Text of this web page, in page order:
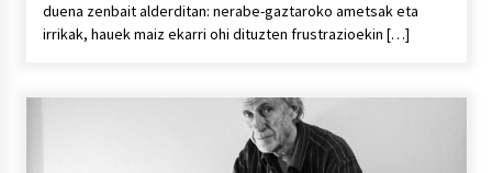
duena zenbait alderditan: nerabe-gaztaroko ametsak eta
irrikak, hauek maiz ekarri ohi dituzten frustrazioekin […]